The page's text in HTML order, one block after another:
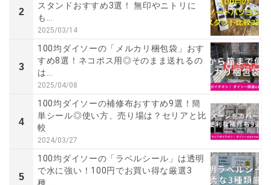
2
スタンドおすすめ3選！ 無印やニトリに
も...
2025/03/14
3
100均ダイソーの「メルカリ梱包袋」おす
すめ8選！ネコポス用◎そのまま送れるの
は...
2025/04/08
4
100均ダイソーの補修布おすすめ9選！簡
単シール◎使い方、売り場は？セリアと比
較
2024/03/27
5
100均ダイソーの「ラベルシール」は透明
で水に強い！100円でお買い得な厳選3
種...